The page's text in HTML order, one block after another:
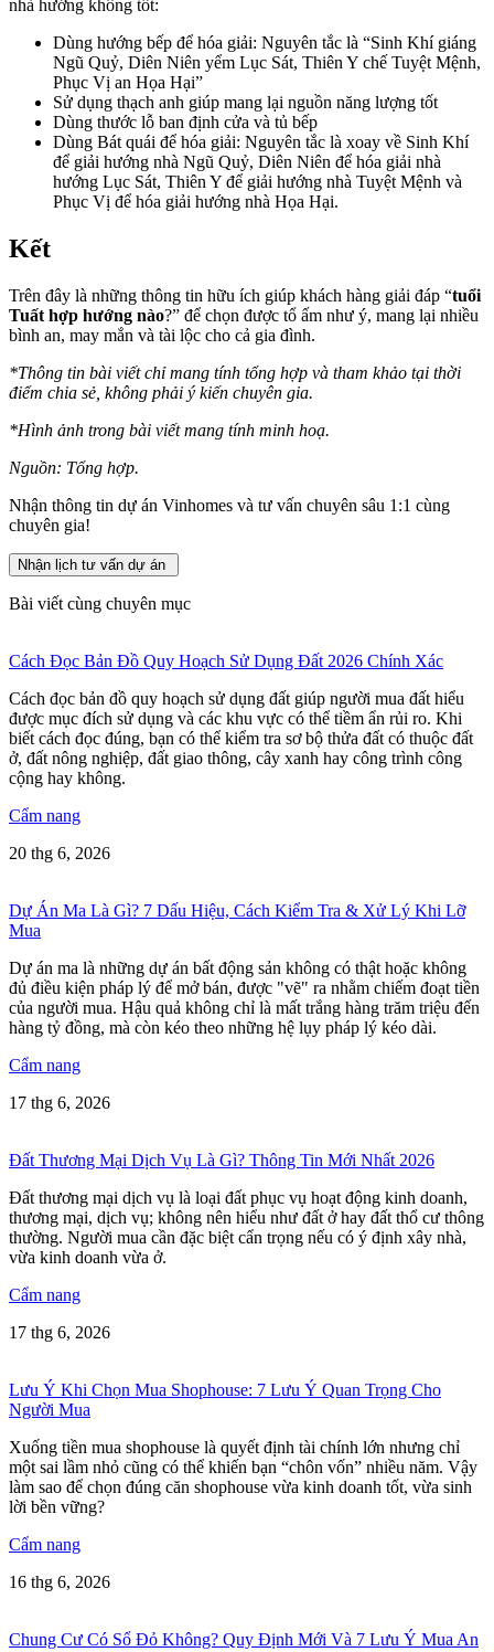
nhà hướng không tốt:
Dùng hướng bếp để hóa giải: Nguyên tắc là “Sinh Khí giáng
Ngũ Quỷ, Diên Niên yểm Lục Sát, Thiên Y chế Tuyệt Mệnh,
Phục Vị an Họa Hại”
Sử dụng thạch anh giúp mang lại nguồn năng lượng tốt
Dùng thước lỗ ban định cửa và tủ bếp
Dùng Bát quái để hóa giải: Nguyên tắc là xoay về Sinh Khí
để giải hướng nhà Ngũ Quỷ, Diên Niên để hóa giải nhà
hướng Lục Sát, Thiên Y để giải hướng nhà Tuyệt Mệnh và
Phục Vị để hóa giải hướng nhà Họa Hại.
Kết
Trên đây là những thông tin hữu ích giúp khách hàng giải đáp “tuổi
Tuất hợp hướng nào?” để chọn được tổ ấm như ý, mang lại nhiều
bình an, may mắn và tài lộc cho cả gia đình.
*Thông tin bài viết chỉ mang tính tổng hợp và tham khảo tại thời
điểm chia sẻ, không phải ý kiến chuyên gia.
*Hình ảnh trong bài viết mang tính minh hoạ.
Nguồn: Tổng hợp.
Nhận thông tin dự án Vinhomes và tư vấn chuyên sâu 1:1 cùng
chuyên gia!
Nhận lịch tư vấn dự án
Bài viết cùng chuyên mục
Cách Đọc Bản Đồ Quy Hoạch Sử Dụng Đất 2026 Chính Xác
Cách đọc bản đồ quy hoạch sử dụng đất giúp người mua đất hiểu
được mục đích sử dụng và các khu vực có thể tiềm ẩn rủi ro. Khi
biết cách đọc đúng, bạn có thể kiểm tra sơ bộ thửa đất có thuộc đất
ở, đất nông nghiệp, đất giao thông, cây xanh hay công trình công
cộng hay không.
Cẩm nang
20 thg 6, 2026
Dự Án Ma Là Gì? 7 Dấu Hiệu, Cách Kiểm Tra & Xử Lý Khi Lỡ
Mua
Dự án ma là những dự án bất động sản không có thật hoặc không
đủ điều kiện pháp lý để mở bán, được "vẽ" ra nhằm chiếm đoạt tiền
của người mua. Hậu quả không chỉ là mất trắng hàng trăm triệu đến
hàng tỷ đồng, mà còn kéo theo những hệ lụy pháp lý kéo dài.
Cẩm nang
17 thg 6, 2026
Đất Thương Mại Dịch Vụ Là Gì? Thông Tin Mới Nhất 2026
Đất thương mại dịch vụ là loại đất phục vụ hoạt động kinh doanh,
thương mại, dịch vụ; không nên hiểu như đất ở hay đất thổ cư thông
thường. Người mua cần đặc biệt cẩn trọng nếu có ý định xây nhà,
vừa kinh doanh vừa ở.
Cẩm nang
17 thg 6, 2026
Lưu Ý Khi Chọn Mua Shophouse: 7 Lưu Ý Quan Trọng Cho
Người Mua
Xuống tiền mua shophouse là quyết định tài chính lớn nhưng chỉ
một sai lầm nhỏ cũng có thể khiến bạn “chôn vốn” nhiều năm. Vậy
làm sao để chọn đúng căn shophouse vừa kinh doanh tốt, vừa sinh
lời bền vững?
Cẩm nang
16 thg 6, 2026
Chung Cư Có Sổ Đỏ Không? Quy Định Mới Và 7 Lưu Ý Mua An